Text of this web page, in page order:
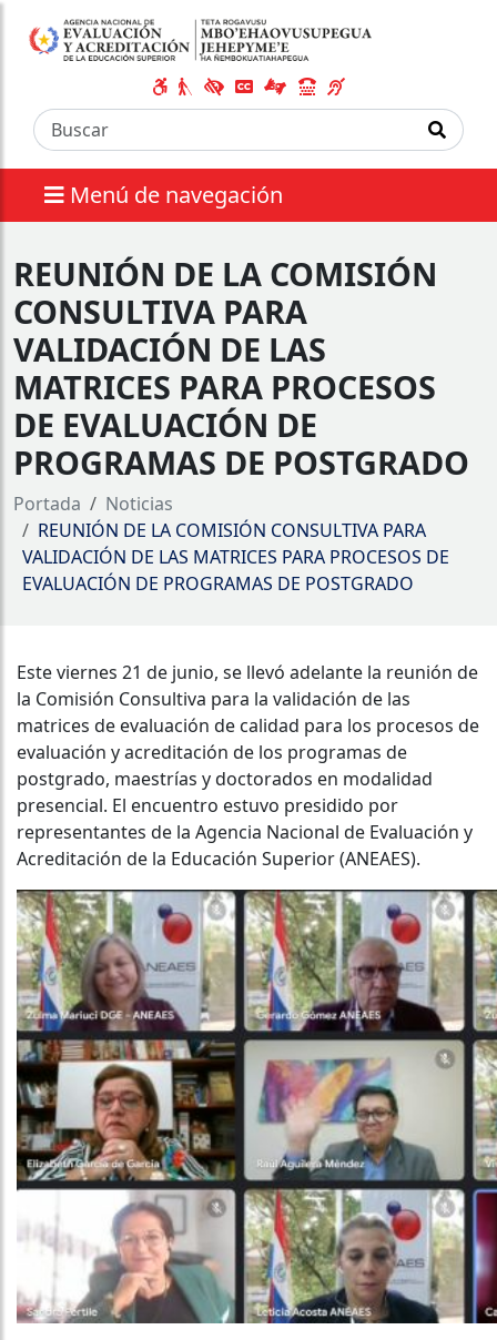
Menú de navegación
REUNIÓN DE LA COMISIÓN
CONSULTIVA PARA
VALIDACIÓN DE LAS
MATRICES PARA PROCESOS
DE EVALUACIÓN DE
PROGRAMAS DE POSTGRADO
Portada
Noticias
REUNIÓN DE LA COMISIÓN CONSULTIVA PARA
VALIDACIÓN DE LAS MATRICES PARA PROCESOS DE
EVALUACIÓN DE PROGRAMAS DE POSTGRADO
Este viernes 21 de junio, se llevó adelante la reunión de
la Comisión Consultiva para la validación de las
matrices de evaluación de calidad para los procesos de
evaluación y acreditación de los programas de
postgrado, maestrías y doctorados en modalidad
presencial. El encuentro estuvo presidido por
representantes de la Agencia Nacional de Evaluación y
Acreditación de la Educación Superior (ANEAES).